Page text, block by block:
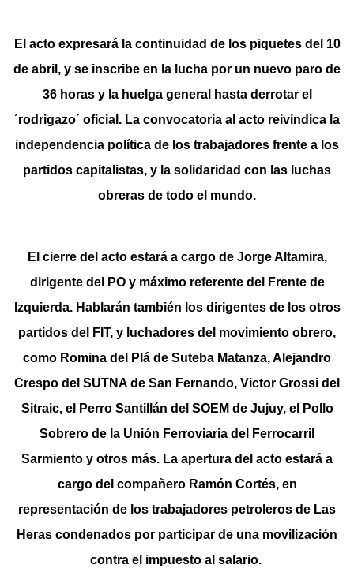
El acto expresará la continuidad de los piquetes del 10
de abril, y se inscribe en la lucha por un nuevo paro de
36 horas y la huelga general hasta derrotar el
´rodrigazo´ oficial. La convocatoria al acto reivindica la
independencia política de los trabajadores frente a los
partidos capitalistas, y la solidaridad con las luchas
obreras de todo el mundo.
El cierre del acto estará a cargo de Jorge Altamira,
dirigente del PO y máximo referente del Frente de
Izquierda. Hablarán también los dirigentes de los otros
partidos del FIT, y luchadores del movimiento obrero,
como Romina del Plá de Suteba Matanza, Alejandro
Crespo del SUTNA de San Fernando, Victor Grossi del
Sitraic, el Perro Santillán del SOEM de Jujuy, el Pollo
Sobrero de la Unión Ferroviaria del Ferrocarril
Sarmiento y otros más. La apertura del acto estará a
cargo del compañero Ramón Cortés, en
representación de los trabajadores petroleros de Las
Heras condenados por participar de una movilización
contra el impuesto al salario.